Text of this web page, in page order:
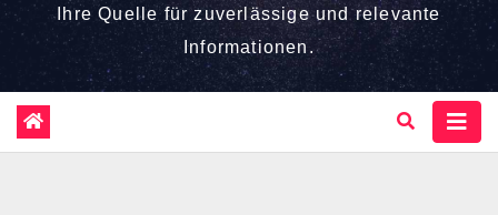
Ihre Quelle für zuverlässige und relevante
Informationen.